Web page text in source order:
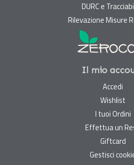
DURC e
Rilevazione Misure
Il mio
Accedi
Wishlist
I tuoi Ordini
Effettua un
Giftcard
Gestisci